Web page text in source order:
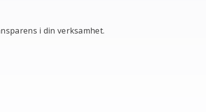
i din verksamhet.